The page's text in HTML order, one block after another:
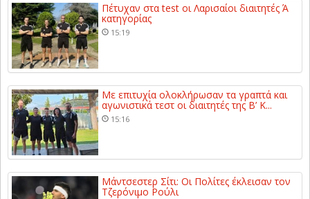
Πέτυχαν στα test οι Λαρισαίοι διαιτητές Ά
κατηγορίας
15:19
Με επιτυχία ολοκλήρωσαν τα γραπτά και
αγωνιστικά τεστ οι διαιτητές της Β’ Κ...
15:16
Μάντσεστερ Σίτι: Οι Πολίτες έκλεισαν τον
Τζερόνιμο Ρούλι